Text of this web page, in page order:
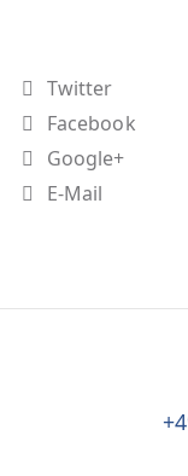
Twitter
Facebook
Google+
E-Mail